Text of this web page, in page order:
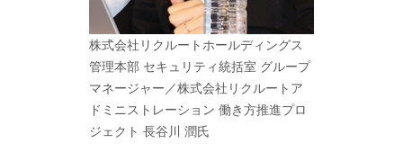
株式会社リクルートホールディングス
管理本部 セキュリティ統括室 グループ
マネージャー／株式会社リクルートア
ドミニストレーション 働き方推進プロ
ジェクト 長谷川 潤氏